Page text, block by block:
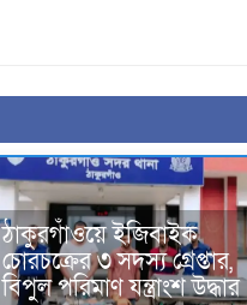
ঠাকুরগাঁওয়ে ইজিবাইক
চোরচক্রের ৩ সদস্য গ্রেপ্তার,
বিপুল পরিমাণ যন্ত্রাংশ উদ্ধার ‎